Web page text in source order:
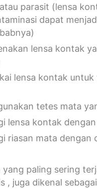
parasit (lensa
dapat
lensa kontak
lensa kontak
tetes mata
lensa kontak
riasan mata dengan
paling sering
, juga dikenal